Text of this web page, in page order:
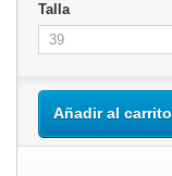
Talla
Añadir al carrito